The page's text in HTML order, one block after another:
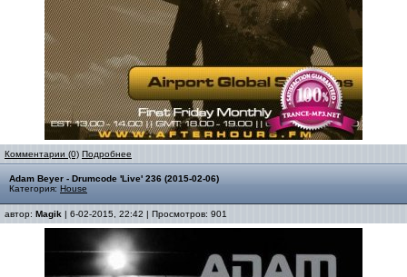
Комментарии (0) Подробнее
Adam Beyer - Drumcode 'Live' 236 (2015-02-06)
Категория: House
автор: Magik | 6-02-2015, 22:42 | Просмотров: 901